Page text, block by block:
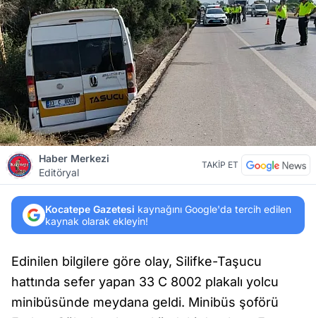
Haber Merkezi
Editöryal
TAKİP ET
Kocatepe Gazetesi kaynağını Google'da tercih edilen
kaynak olarak ekleyin!
Edinilen bilgilere göre olay, Silifke-Taşucu
hattında sefer yapan 33 C 8002 plakalı yolcu
minibüsünde meydana geldi. Minibüs şoförü